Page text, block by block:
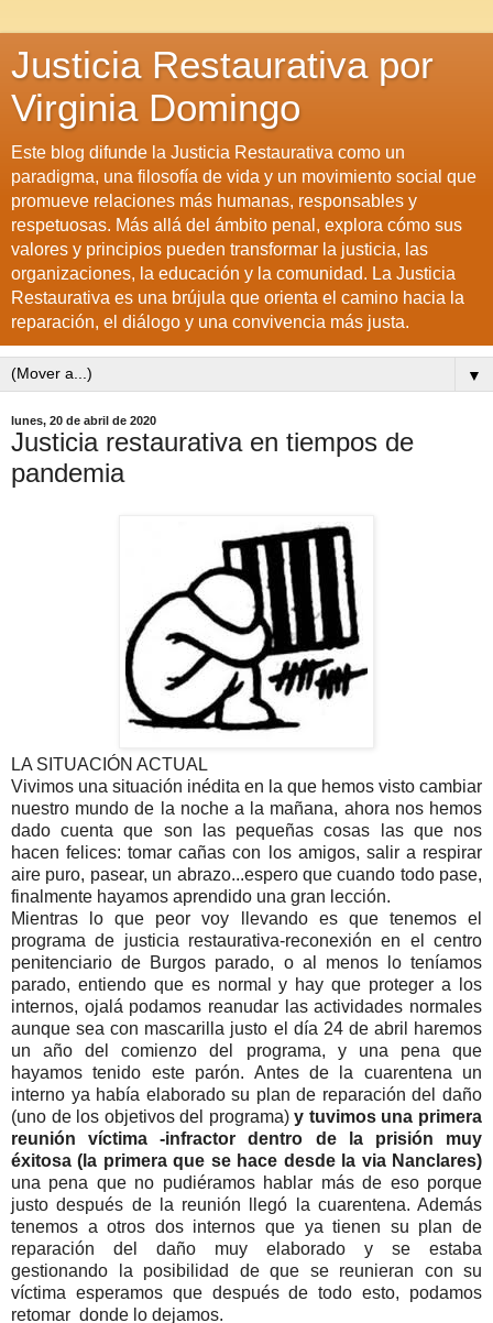
Justicia Restaurativa por
Virginia Domingo
Este blog difunde la Justicia Restaurativa como un
paradigma, una filosofía de vida y un movimiento social que
promueve relaciones más humanas, responsables y
respetuosas. Más allá del ámbito penal, explora cómo sus
valores y principios pueden transformar la justicia, las
organizaciones, la educación y la comunidad. La Justicia
Restaurativa es una brújula que orienta el camino hacia la
reparación, el diálogo y una convivencia más justa.
▼
lunes, 20 de abril de 2020
Justicia restaurativa en tiempos de
pandemia
LA SITUACIÓN ACTUAL
Vivimos una situación inédita en la que hemos visto cambiar
nuestro mundo de la noche a la mañana, ahora nos hemos
dado cuenta que son las pequeñas cosas las que nos
hacen felices: tomar cañas con los amigos, salir a respirar
aire puro, pasear, un abrazo...espero que cuando todo pase,
finalmente hayamos aprendido una gran lección.
Mientras lo que peor voy llevando es que tenemos el
programa de justicia restaurativa-reconexión en el centro
penitenciario de Burgos parado, o al menos lo teníamos
parado, entiendo que es normal y hay que proteger a los
internos, ojalá podamos reanudar las actividades normales
aunque sea con mascarilla justo el día 24 de abril haremos
un año del comienzo del programa, y una pena que
hayamos tenido este parón. Antes de la cuarentena un
interno ya había elaborado su plan de reparación del daño
(uno de los objetivos del programa)y tuvimos una primera
reunión víctima -infractor dentro de la prisión muy
éxitosa (la primera que se hace desde la via Nanclares)
una pena que no pudiéramos hablar más de eso porque
justo después de la reunión llegó la cuarentena. Además
tenemos a otros dos internos que ya tienen su plan de
reparación del daño muy elaborado y se estaba
gestionando la posibilidad de que se reunieran con su
víctima esperamos que después de todo esto, podamos
retomar donde lo dejamos.